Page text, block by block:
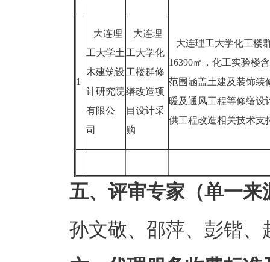
1
大连理
工大学土
木建筑设
计研究院
有限公
司
大连理
工大学化
工楼群修
缮改造项
目设计采
购
大连理工大学化工楼
16390㎡，化工实验楼
范围涵盖土建及装饰装
暖及通风工程等修缮设
供工程改造相关技术
五、评审专家（单一
孙文敬、邵萍、彭锴、